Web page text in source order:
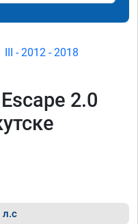
III - 2012 - 2018
2.0
л.с